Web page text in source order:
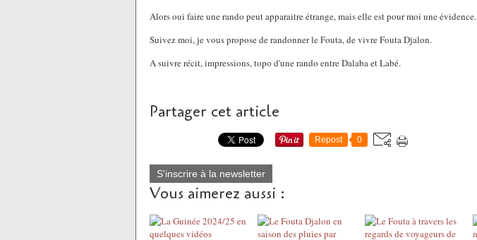
Alors oui faire une rando peut apparaitre étrange, mais elle est pour moi une évidence.
Suivez moi, je vous propose de randonner le Fouta, de vivre Fouta Djalon.
A suivre récit, impressions, topo d'une rando entre Dalaba et Labé.
Partager cet article
Repost 0
S'inscrire à la newsletter
Vous aimerez aussi :